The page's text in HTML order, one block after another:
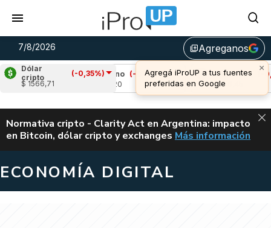
7/8/2026 library_addAgreganos
Dólar
cripto
(-0,35%)
$ 1566,71
Cardano (-0,46%)
Avalanche (-0,78%)
u$s 6,45
ALERTA
Normativa cripto - Clarity Act en Argentina: impacto
en Bitcoin, dólar cripto y exchanges CLARITY ACT EN
Más información
ECONOMÍA DIGITAL